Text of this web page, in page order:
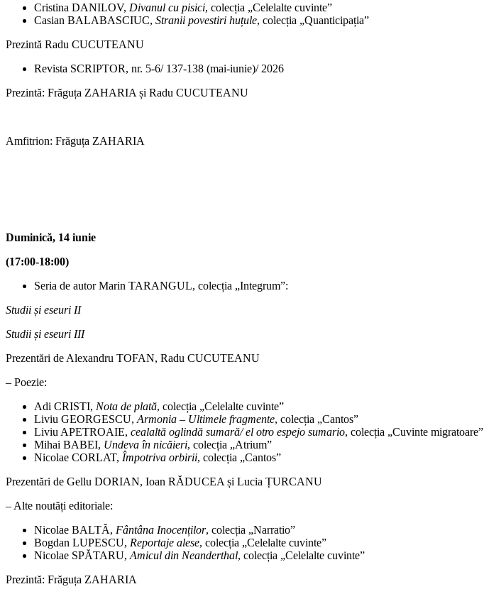
Cristina DANILOV, Divanul cu pisici, colecția „Celelalte cuvinte”
Casian BALABASCIUC, Stranii povestiri huțule, colecția „Quanticipația”
Prezintă Radu CUCUTEANU
Revista SCRIPTOR, nr. 5-6/ 137-138 (mai-iunie)/ 2026
Prezintă: Frăguța ZAHARIA și Radu CUCUTEANU
Amfitrion: Frăguța ZAHARIA
Duminică, 14 iunie
(17:00-18:00)
Seria de autor Marin TARANGUL, colecția „Integrum”:
Studii și eseuri II
Studii și eseuri III
Prezentări de Alexandru TOFAN, Radu CUCUTEANU
– Poezie:
Adi CRISTI, Nota de plată, colecția „Celelalte cuvinte”
Liviu GEORGESCU, Armonia – Ultimele fragmente, colecția „Cantos”
Liviu APETROAIE, cealaltă oglindă sumară/ el otro espejo sumario, colecția „Cuvinte migratoare”
Mihai BABEI, Undeva în nicăieri, colecția „Atrium”
Nicolae CORLAT, Împotriva orbirii, colecția „Cantos”
Prezentări de Gellu DORIAN, Ioan RĂDUCEA și Lucia ȚURCANU
– Alte noutăți editoriale:
Nicolae BALTĂ, Fântâna Inocenților, colecția „Narratio”
Bogdan LUPESCU, Reportaje alese, colecția „Celelalte cuvinte”
Nicolae SPĂTARU, Amicul din Neanderthal, colecția „Celelalte cuvinte”
Prezintă: Frăguța ZAHARIA